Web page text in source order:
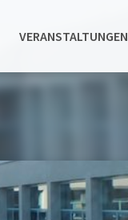
VERANSTALTUNGEN